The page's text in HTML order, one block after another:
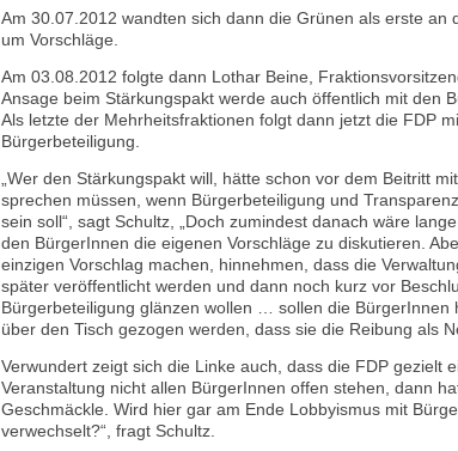
Am 30.07.2012 wandten sich dann die Grünen als erste an
um Vorschläge.
Am 03.08.2012 folgte dann Lothar Beine,
Ansage beim Stärkungspakt werde auch öffentlich mit den
Als letzte der Mehrheitsfraktionen folgt dann jetzt die FDP
Bürgerbeteiligung.
„Wer den Stärkungspakt will, hätte schon vor dem Beitritt
sprechen müssen, wenn Bürgerbeteiligung und
sein soll“, sagt Schultz, „Doch zumindest danach wäre
den BürgerInnen die eigenen Vorschläge zu diskutieren.
einzigen Vorschlag machen, hinnehmen, dass die
später veröffentlicht werden und dann noch kurz vor
Bürgerbeteiligung glänzen wollen … sollen die BürgerInnen
über den Tisch gezogen werden, dass sie die Reibung als
Verwundert zeigt sich die Linke auch, dass die FDP gezielt
Veranstaltung nicht allen BürgerInnen offen stehen, dann
Geschmäckle. Wird hier gar am Ende Lobbyismus mit
verwechselt?“, fragt Schultz.